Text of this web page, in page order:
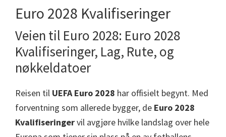
UEFA
European
Football
Championship
-
Wembley
London,
Manchester,
Euro 2028 Kvalifiseringer
Veien til Euro 2028: Euro 2028
Kvalifiseringer, Lag, Rute, og
nøkkeldatoer
Reisen til UEFA Euro 2028 har offisielt begynt. Med
forventning som allerede bygger, de Euro 2028
Kvalifiseringervil avgjøre hvilke landslag over hele